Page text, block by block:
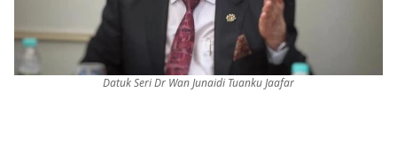
Datuk Seri Dr Wan Junaidi Tuanku Jaafar